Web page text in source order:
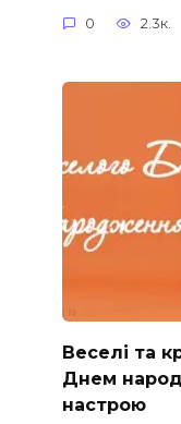
0 2.3к.
Веселі та
Днем
настрою